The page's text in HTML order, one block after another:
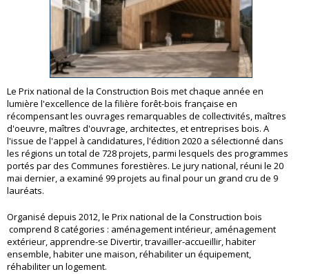
Le Prix national de la Construction Bois met chaque année en
lumière l'excellence de la filière forêt-bois française en
récompensant les ouvrages remarquables de collectivités, maîtres
d'oeuvre, maîtres d'ouvrage, architectes, et entreprises bois. A
l'issue de l'appel à candidatures, l'édition 2020 a sélectionné dans
les régions un total de 728 projets, parmi lesquels des programmes
portés par des Communes forestières. Le jury national, réuni le 20
mai dernier, a examiné 99 projets au final pour un grand cru de 9
lauréats.
Organisé depuis 2012, le Prix national de la Construction bois
comprend 8 catégories : aménagement intérieur, aménagement
extérieur, apprendre-se Divertir, travailler-accueillir, habiter
ensemble, habiter une maison, réhabiliter un équipement,
réhabiliter un logement.